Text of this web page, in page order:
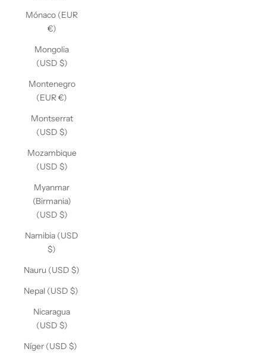
Mónaco (EUR
€)
Mongolia
(USD $)
Montenegro
(EUR €)
Montserrat
(USD $)
Mozambique
(USD $)
Myanmar
(Birmania)
(USD $)
Namibia (USD
$)
Nauru (USD $)
Nepal (USD $)
Nicaragua
(USD $)
Níger (USD $)